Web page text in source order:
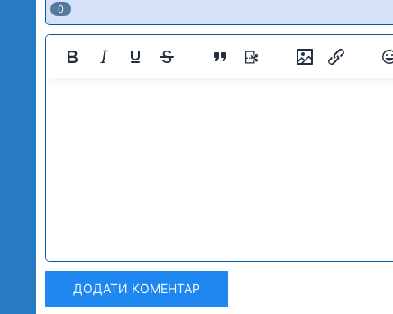
0
ДОДАТИ КОМЕНТАР